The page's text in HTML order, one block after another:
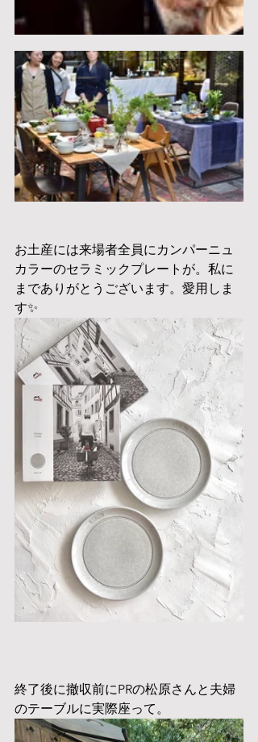
お土産には来場者全員にカンパーニュ
カラーのセラミックプレートが。私に
までありがとうございます。愛用しま
す✨
終了後に撤収前にPRの松原さんと夫婦
のテーブルに実際座って。